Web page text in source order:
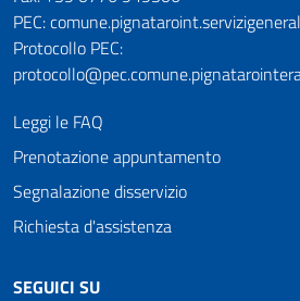
PEC:
Protocollo PEC:
Leggi le FAQ
Prenotazione appuntamento
Segnalazione disservizio
Richiesta d'assistenza
SEGUICI SU